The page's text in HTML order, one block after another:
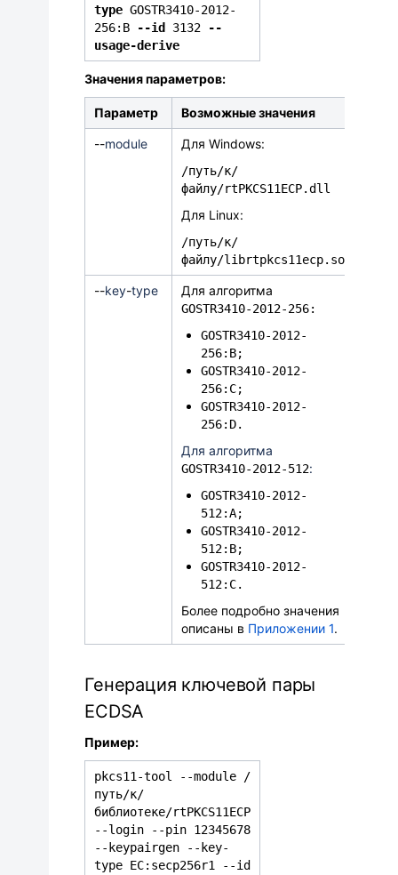
type GOSTR3410-2012-
256:B
--id 3132
--
usage-derive
Значения параметров:
Параметр Возможные значения
--module Для Windows:
/путь/к/
файлу/rtPKCS11ECP.dll
Для Linux:
/путь/к/
файлу/librtpkcs11ecp.so
--key-type Для алгоритма
GOSTR3410-2012-256:
GOSTR3410-2012-
256:B;
GOSTR3410-2012-
256:C;
GOSTR3410-2012-
256:D.
Для алгоритма
GOSTR3410-2012-512:
GOSTR3410-2012-
512:A;
GOSTR3410-2012-
512:B;
GOSTR3410-2012-
512:C.
Более подробно значения
описаны в Приложении 1.
Генерация ключевой пары
ECDSA
Пример:
pkcs11-tool --module /
путь/к/
библиотеке/rtPKCS11ECP
--login --pin 12345678
--keypairgen --key-
type EC:secp256r1 --id